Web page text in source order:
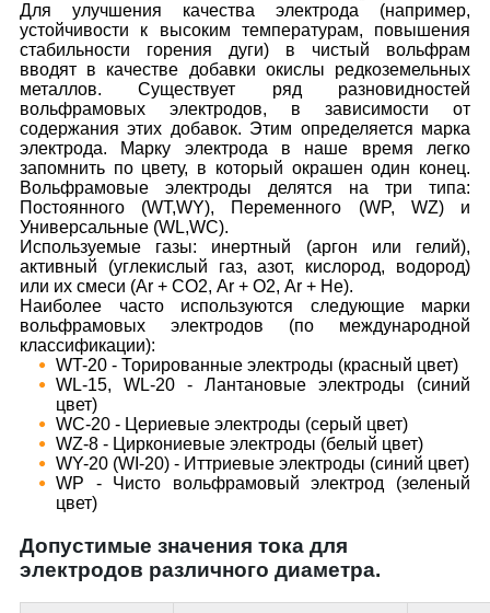
Для улучшения качества электрода (например,
устойчивости к высоким температурам, повышения
стабильности горения дуги) в чистый вольфрам
вводят в качестве добавки окислы редкоземельных
металлов. Существует ряд разновидностей
вольфрамовых электродов, в зависимости от
содержания этих добавок. Этим определяется марка
электрода. Марку электрода в наше время легко
запомнить по цвету, в который окрашен один конец.
Вольфрамовые электроды делятся на три типа:
Постоянного (WT,WY), Переменного (WP, WZ) и
Универсальные (WL,WC).
Используемые газы: инертный (аргон или гелий),
активный (углекислый газ, азот, кислород, водород)
или их смеси (Аr + СО2, Аr + О2, Аr + Не).
Наиболее часто используются следующие марки
вольфрамовых электродов (по международной
классификации):
WT-20 - Торированные электроды (красный цвет)
WL-15, WL-20 - Лантановые электроды (синий
цвет)
WC-20 - Цериевые электроды (серый цвет)
WZ-8 - Циркониевые электроды (белый цвет)
WY-20 (WI-20) - Иттриевые электроды (синий цвет)
WP - Чисто вольфрамовый электрод (зеленый
цвет)
Допустимые значения тока для
электродов различного диаметра.